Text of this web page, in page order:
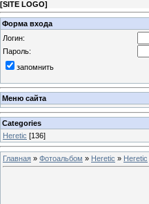
[SITE LOGO]
Форма входа
Логин:
Пароль:
запомнить
Меню сайта
Categories
Heretic [136]
Главная » Фотоальбом » Heretic » Heretic